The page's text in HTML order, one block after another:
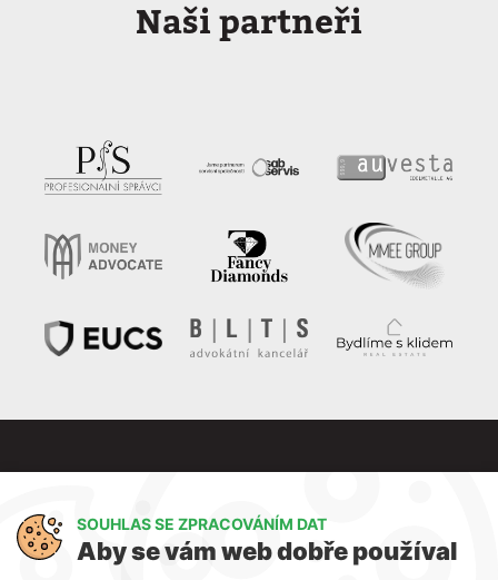
Naši partneři
SOUHLAS SE ZPRACOVÁNÍM DAT
Aby se vám web dobře používal